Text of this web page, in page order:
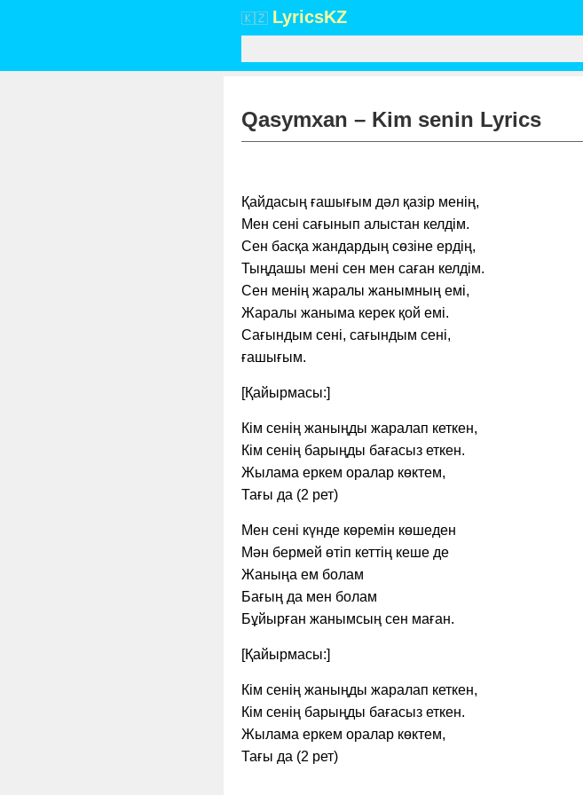
🇰🇿 LyricsKZ
Qasymxan – Kim senin Lyrics
Қайдасың ғашығым дәл қазір менің,
Мен сені сағынып алыстан келдім.
Сен басқа жандардың сөзіне ердің,
Тыңдашы мені сен мен саған келдім.
Сен менің жаралы жанымның емі,
Жаралы жаныма керек қой емі.
Сағындым сені, сағындым сені,
ғашығым.
[Қайырмасы:]
Кім сенің жаныңды жаралап кеткен,
Кім сенің барыңды бағасыз еткен.
Жылама еркем оралар көктем,
Тағы да (2 рет)
Мен сені күнде көремін көшеден
Мән бермей өтіп кеттің кеше де
Жаныңа ем болам
Бағың да мен болам
Бұйырған жанымсың сен маған.
[Қайырмасы:]
Кім сенің жаныңды жаралап кеткен,
Кім сенің барыңды бағасыз еткен.
Жылама еркем оралар көктем,
Тағы да (2 рет)